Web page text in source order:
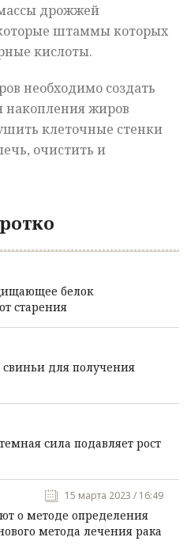
дрожжей
штаммы которых
кислоты.
необходимо создать
накопления жиров
клеточные стенки
очистить и
белок
старения
для получения
сила подавляет рост
15 марта 2023 / 16:49
о методе определения
метода лечения рака